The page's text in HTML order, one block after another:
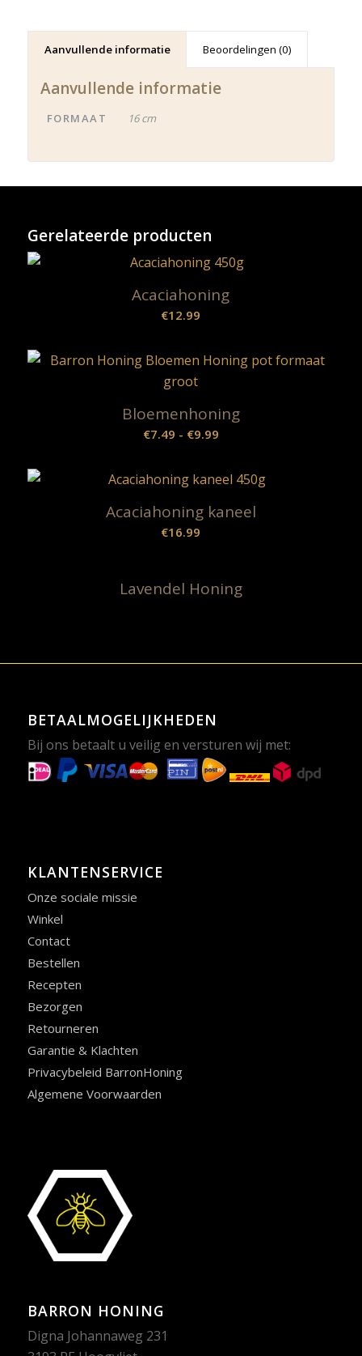
Aanvullende informatie Beoordelingen (0)
Aanvullende informatie
FORMAAT 16 cm
Gerelateerde producten
Acaciahoning
€12.99
Bloemenhoning
€7.49 - €9.99Prijsklasse:
tot
Acaciahoning kaneel
€16.99
Lavendel Honing
BETAALMOGELIJKHEDEN
Bij ons betaalt u veilig en versturen wij met:
KLANTENSERVICE
Onze sociale missie
Winkel
Contact
Bestellen
Recepten
Bezorgen
Retourneren
Garantie & Klachten
Privacybeleid BarronHoning
Algemene Voorwaarden
BARRON HONING
Digna Johannaweg 231